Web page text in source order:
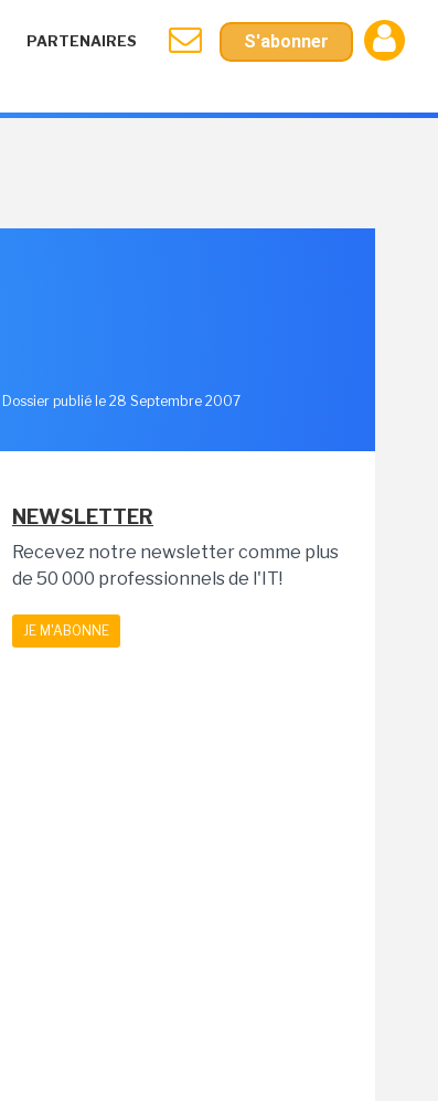
PARTENAIRES S'abonner
Dossier publié le 28 Septembre 2007
NEWSLETTER
Recevez notre newsletter comme plus
de 50 000 professionnels de l'IT!
JE M'ABONNE